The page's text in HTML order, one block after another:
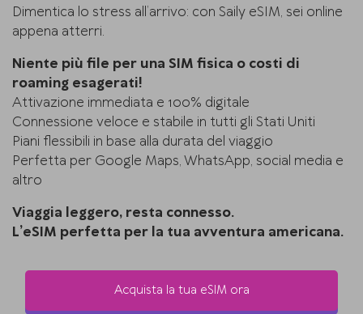
Dimentica lo stress all’arrivo: con Saily eSIM, sei online
appena atterri.
Niente più file per una SIM fisica o costi di
roaming esagerati!
Attivazione immediata e 100% digitale
Connessione veloce e stabile in tutti gli Stati Uniti
Piani flessibili in base alla durata del viaggio
Perfetta per Google Maps, WhatsApp, social media e
altro
Viaggia leggero, resta connesso.
L’eSIM perfetta per la tua avventura americana.
Acquista la tua eSIM ora